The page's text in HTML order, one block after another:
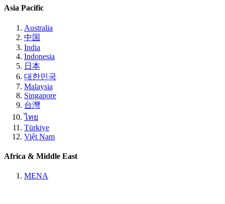
Asia Pacific
Australia
中国
India
Indonesia
日本
대한민국
Malaysia
Singapore
台灣
ไทย
Türkiye
Việt Nam
Africa & Middle East
MENA